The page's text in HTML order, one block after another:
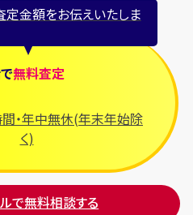
定金額をお伝えいたしま
で無料査定
間・年中無休(年末年始除
く)
で無料相談する